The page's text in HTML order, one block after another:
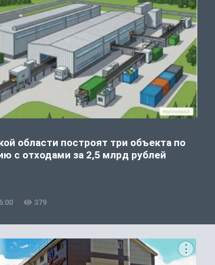
области построят три объекта по
с отходами за 2,5 млрд рублей
379